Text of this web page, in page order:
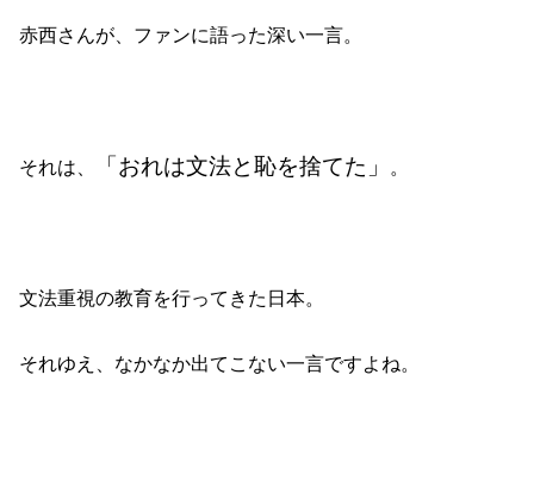
赤西さんが、ファンに語った深い一言。
それは、 「おれは文法と恥を捨てた」
文法重視の教育を行ってきた日本。
それゆえ、なかなか出てこない一言ですよね。